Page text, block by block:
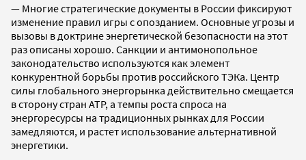
— Многие стратегические документы в России фиксируют
изменение правил игры с опозданием. Основные угрозы и
вызовы в доктрине энергетической безопасности на этот
раз описаны хорошо. Санкции и антимонопольное
законодательство используются как элемент
конкурентной борьбы против российского ТЭКа. Центр
силы глобального энергорынка действительно смещается
в сторону стран АТР, а темпы роста спроса на
энергоресурсы на традиционных рынках для России
замедляются, и растет использование альтернативной
энергетики.